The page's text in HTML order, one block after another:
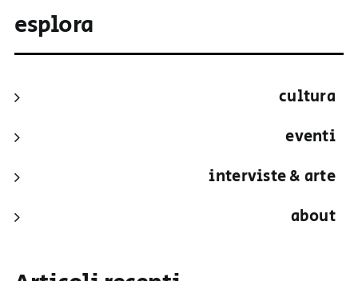
esplora
cultura
eventi
interviste & arte
about